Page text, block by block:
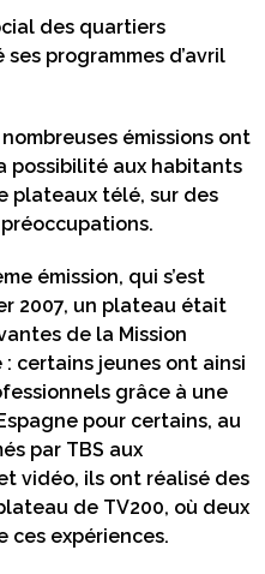
des quartiers
ses programmes d’avril
émissions ont
possibilité aux habitants
plateaux télé, sur des
émission, qui s’est
2007, un plateau était
de la Mission
certains jeunes ont ainsi
grâce à une
pour certains, au
par TBS aux
vidéo, ils ont réalisé des
de TV200, où deux
ces expériences.